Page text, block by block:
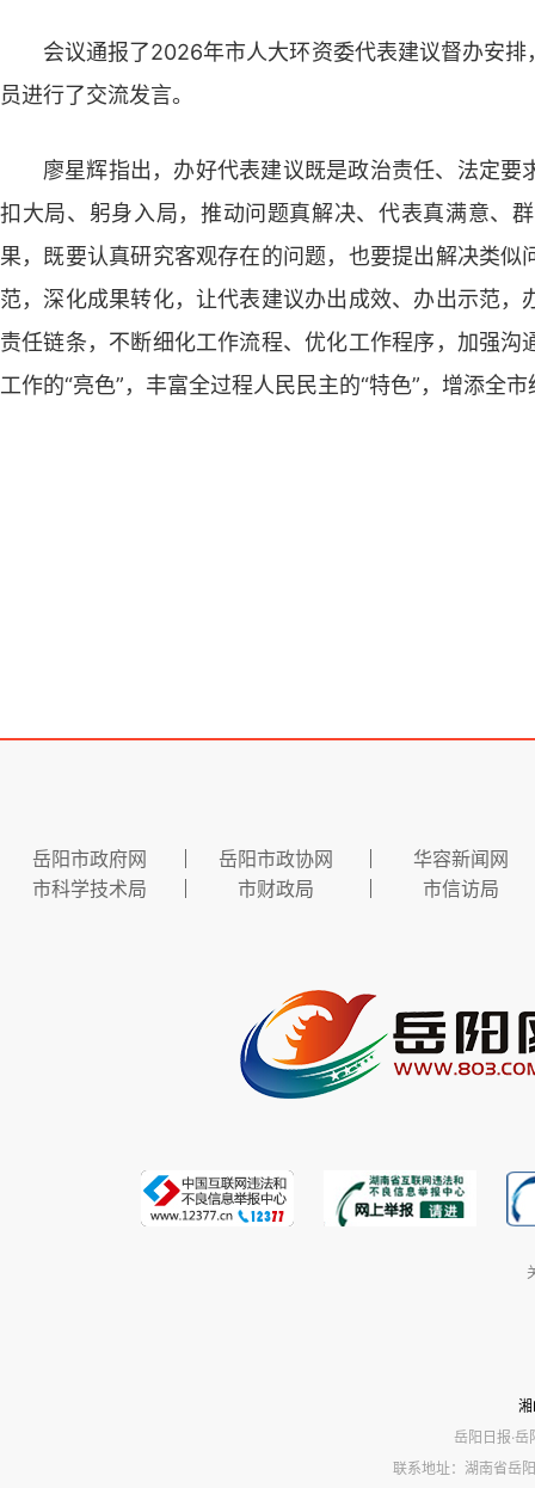
会议通报了2026年市人大环资委代表建议督办安
员进行了交流发言。
廖星辉指出，办好代表建议既是政治责任、法定
扣大局、躬身入局，推动问题真解决、代表真满意、
果，既要认真研究客观存在的问题，也要提出解决类
范，深化成果转化，让代表建议办出成效、办出示范
责任链条，不断细化工作流程、优化工作程序，加强
工作的“亮色”，丰富全过程人民民主的“特色”，增添全
岳阳市政府网 岳阳市政协网
华容新闻网
市科学技术局
市财政局 市信访局
岳阳日报·岳
联系地址：湖南省岳